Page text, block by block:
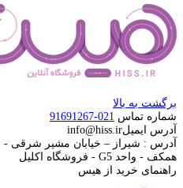
برگشت به بالا
شماره تماس 021-91691267
آدرس ایمیلinfo@hiss.ir
آدرس : شیراز – خیابان مشیر شرقی
همکف - واحد G5 - فروشگاه اکلیل
راهنمای خرید از هیس